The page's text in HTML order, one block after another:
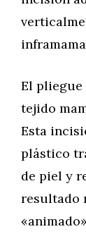
El pliegue
tejido
Esta
plástico
de piel y
resultado